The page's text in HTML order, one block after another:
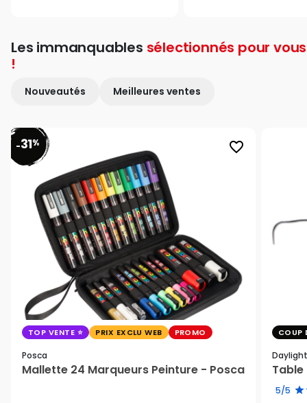
Les immanquables sélectionnés pour vous
!
Nouveautés Meilleures ventes
favorite_border
-31%
TOP VENTE PRIX EXCLU WEB PROMO
Posca
Mallette 24 Marqueurs Peinture - Posca
COUP
Daylight
Table
5/5